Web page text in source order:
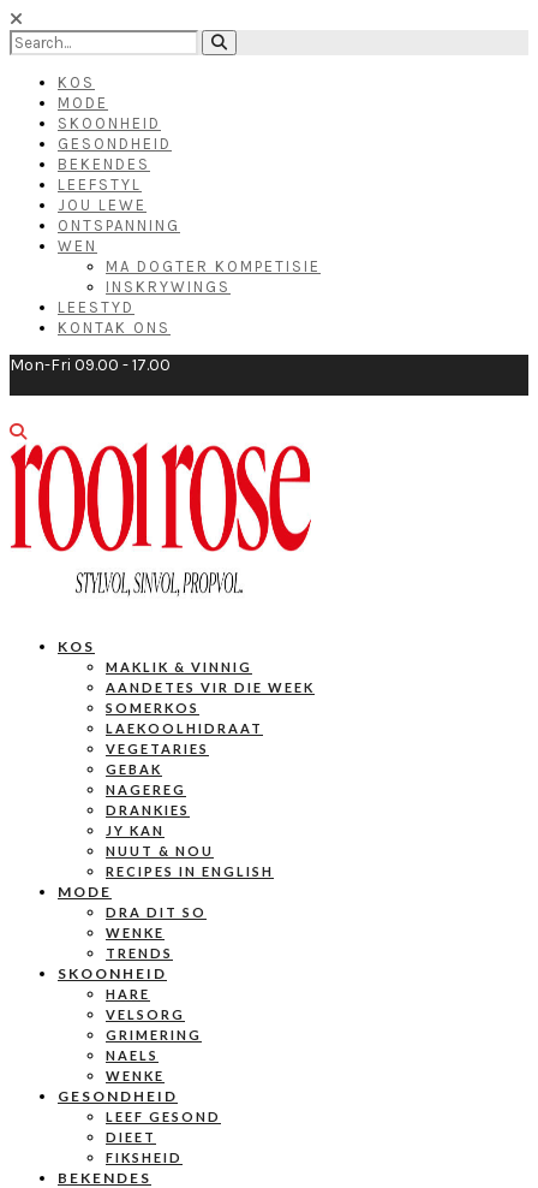
KOS
MODE
SKOONHEID
GESONDHEID
BEKENDES
LEEFSTYL
JOU LEWE
ONTSPANNING
WEN
MA DOGTER KOMPETISIE
INSKRYWINGS
LEESTYD
KONTAK ONS
Mon-Fri 09.00 - 17.00
KOS
MAKLIK & VINNIG
AANDETES VIR DIE WEEK
SOMERKOS
LAEKOOLHIDRAAT
VEGETARIES
GEBAK
NAGEREG
DRANKIES
JY KAN
NUUT & NOU
RECIPES IN ENGLISH
MODE
DRA DIT SO
WENKE
TRENDS
SKOONHEID
HARE
VELSORG
GRIMERING
NAELS
WENKE
GESONDHEID
LEEF GESOND
DIEET
FIKSHEID
BEKENDES